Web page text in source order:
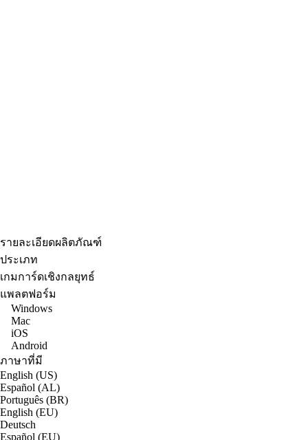
รายละเอียดผลิตภัณฑ์
ประเภท
เกมการ์ดเชิงกลยุทธ์
แพลตฟอร์ม
Windows
Mac
iOS
Android
ภาษาที่มี
English (US)
Español (AL)
Português (BR)
English (EU)
Deutsch
Español (EU)